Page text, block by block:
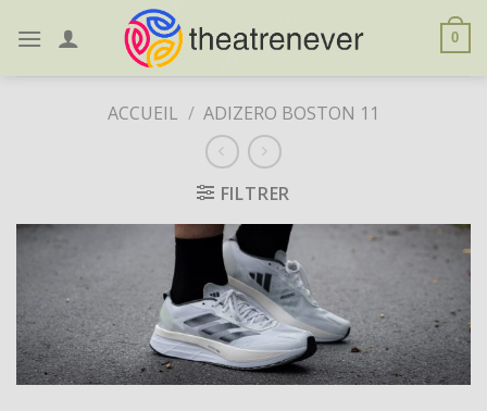
0
ACCUEIL / ADIZERO BOSTON 11
FILTRER